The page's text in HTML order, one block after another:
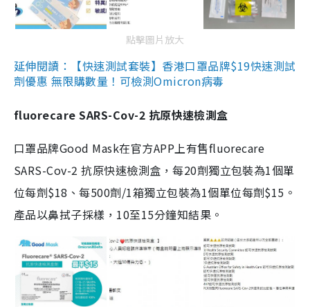
點擊圖片放大
延伸閱讀：【快速測試套裝】香港口罩品牌$19快速測試
劑優惠 無限購數量！可檢測Omicron病毒
fluorecare SARS-Cov-2 抗原快速檢測盒
口罩品牌Good Mask在官方APP上有售fluorecare
SARS-Cov-2 抗原快速檢測盒，每20劑獨立包裝為1個單
位每劑$18、每500劑/1箱獨立包裝為1個單位每劑$15。
產品以鼻拭子採樣，10至15分鐘知結果。